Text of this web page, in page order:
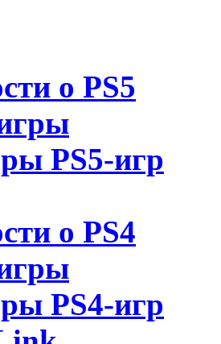
о PS5
PS5-игр
о PS4
PS4-игр